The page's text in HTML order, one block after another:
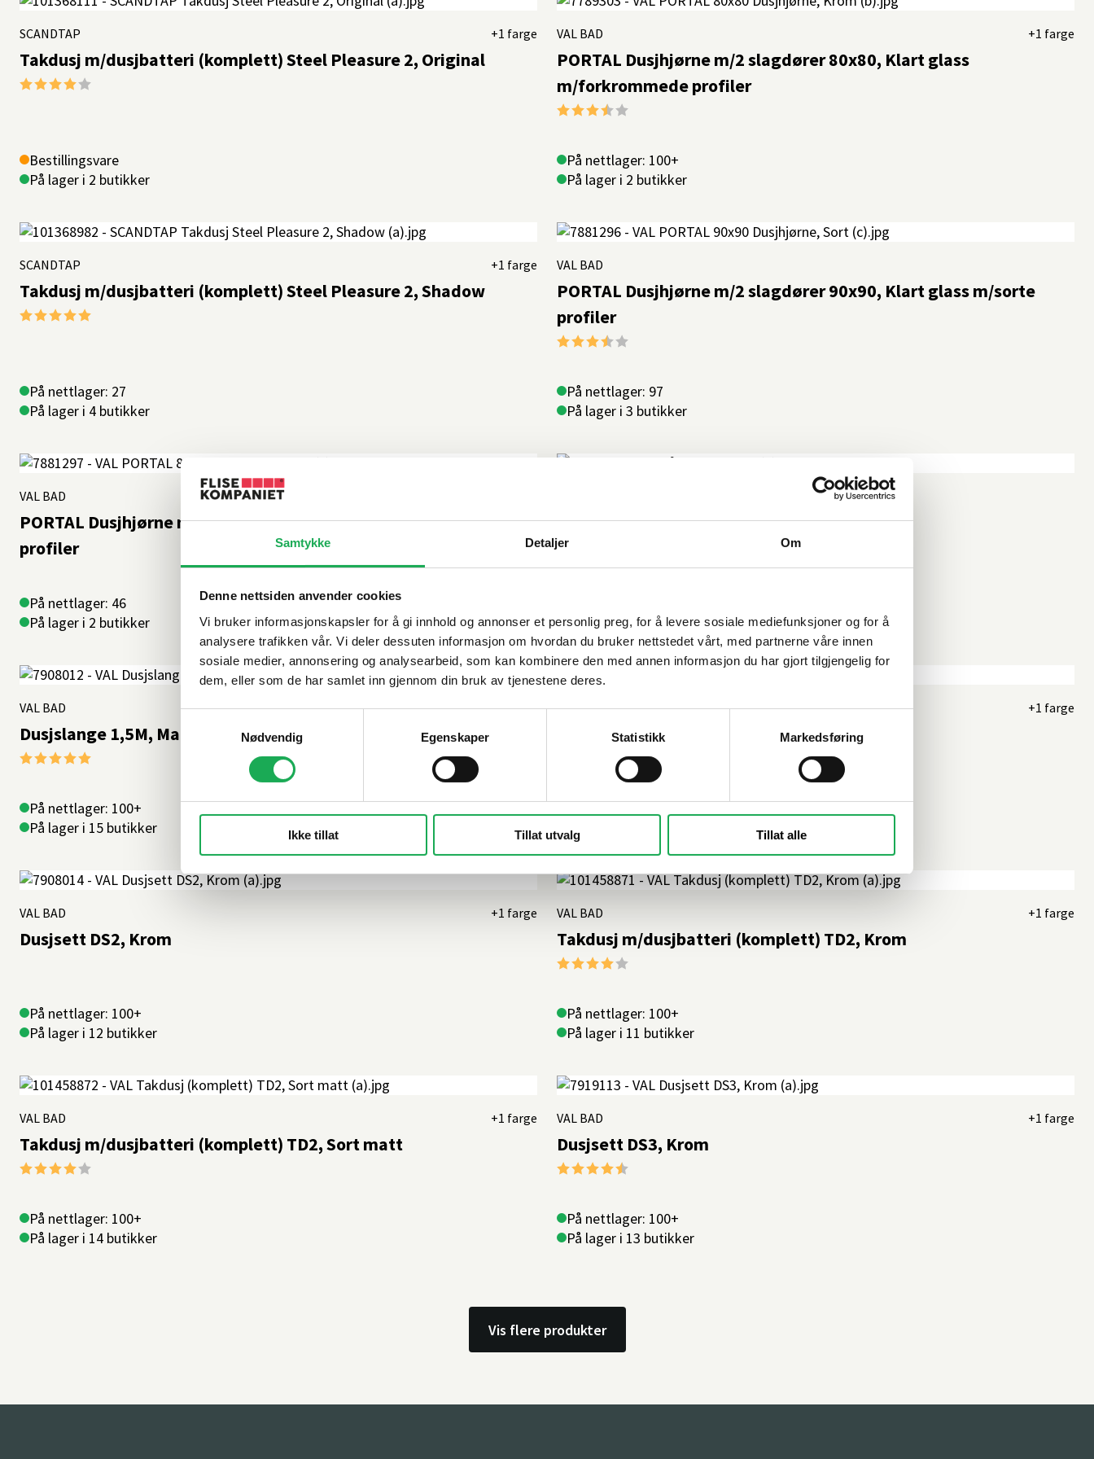
Samtykke Detaljer Om
Denne nettsiden anvender cookies
Vi bruker informasjonskapsler for å gi innhold og annonser et personlig preg, for å levere sosiale mediefunksjoner og for å
analysere trafikken vår. Vi deler dessuten informasjon om hvordan du bruker nettstedet vårt, med partnerne våre innen
sosiale medier, annonsering og analysearbeid, som kan kombinere den med annen informasjon du har gjort tilgjengelig for
dem, eller som de har samlet inn gjennom din bruk av tjenestene deres.
Nødvendig
Egenskaper Statistikk Markedsføring
Ikke tillat Tillat utvalg Tillat alle
Takdusj m/dusjbatteri (komplett) Steel Pleasure 2, Original
Karakter:
SCANDTAP +1 farge
Bestillingsvare
På lager i 2 butikker
PORTAL Dusjhjørne m/2 slagdører 80x80, Klart glass
m/forkrommede profiler
Karakter:
VAL BAD +1 farge
På nettlager: 100+
På lager i 2 butikker
Takdusj m/dusjbatteri (komplett) Steel Pleasure 2, Shadow
Karakter:
SCANDTAP +1 farge
På nettlager: 27
På lager i 4 butikker
PORTAL Dusjhjørne m/2 slagdører 90x90, Klart glass m/sorte
profiler
Karakter:
VAL BAD
På nettlager: 97
På lager i 3 butikker
PORTAL Dusjhjørne m/2 slagdører 80x80, Klart glass m/sorte
profiler
VAL BAD
På nettlager: 46
På lager i 2 butikker
Hånddusj, Krom
Karakter:
På lager i 14 butikker
Dusjslange 1,5M, Mattbørstet
Karakter:
VAL BAD
På nettlager: 100+
På lager i 15 butikker
Dusjsett DS2, Sort matt
VAL BAD +1 farge
På nettlager: 100+
På lager i 15 butikker
Dusjsett DS2, Krom
VAL BAD +1 farge
På nettlager: 100+
På lager i 12 butikker
Takdusj m/dusjbatteri (komplett) TD2, Krom
Karakter:
VAL BAD +1 farge
På nettlager: 100+
På lager i 11 butikker
Takdusj m/dusjbatteri (komplett) TD2, Sort matt
Karakter:
VAL BAD +1 farge
På nettlager: 100+
På lager i 14 butikker
Dusjsett DS3, Krom
Karakter:
VAL BAD +1 farge
På nettlager: 100+
På lager i 13 butikker
Vis flere produkter